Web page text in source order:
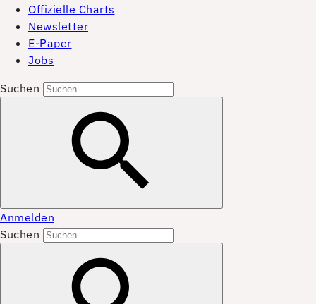
Offizielle Charts
Newsletter
E-Paper
Jobs
Suchen
Anmelden
Suchen